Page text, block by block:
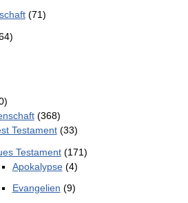
(71)
(368)
Testament(33)
Testament(171)
Apokalypse(4)
Evangelien (9)